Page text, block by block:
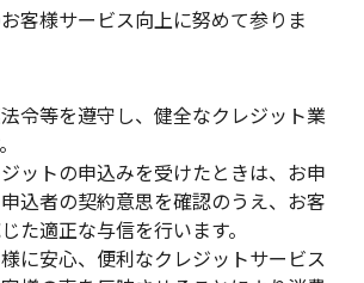
客様サービス向上に努めて参りま
令等を遵守し、健全なクレジット業
ットの申込みを受けたときは、お申
込者の契約意思を確認のうえ、お客
た適正な与信を行います。
に安心、便利なクレジットサービス